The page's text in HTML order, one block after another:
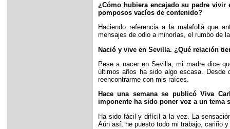
¿Cómo hubiera encajado su padre vivir
pomposos vacíos de contenido?
Haciendo referencia a la malafollá que
mensajes de odio a minorías, el rumbo de
Nació y vive en Sevilla. ¿Qué relación
Pese a nacer en Sevilla, mi madre dice
últimos años ha sido algo escasa.
reencontrarme con mis raíces.
Hace una semana se publicó Viva
imponente ha sido poner voz a un tema
Ha sido fácil y difícil a la vez. La
Aún así, he puesto todo mi trabajo, cariño